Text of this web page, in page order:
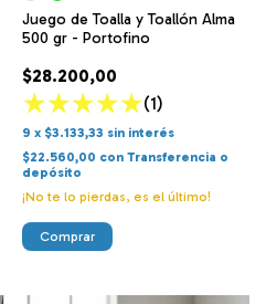
Juego de Toalla y Toallón Alma
500 gr - Portofino
$28.200,00
(1)
9 x $3.133,33 sin interés
$22.560,00 con Transferencia o
depósito
¡No te lo pierdas, es el último!
Comprar